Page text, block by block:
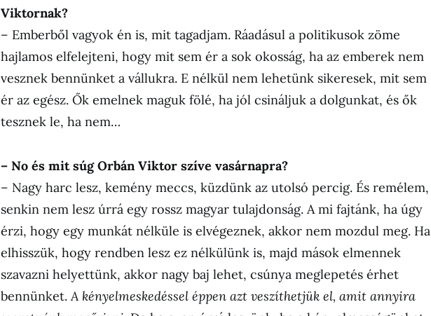
Viktornak?
– Emberből vagyok én is, mit tagadjam. Ráadásul a politikusok zöme
hajlamos elfelejteni, hogy mit sem ér a sok okosság, ha az emberek nem
vesznek bennünket a vállukra. E nélkül nem lehetünk sikeresek, mit sem
ér az egész. Ők emelnek maguk fölé, ha jól csináljuk a dolgunkat, és ők
tesznek le, ha nem…
– No és mit súg Orbán Viktor szíve vasárnapra?
– Nagy harc lesz, kemény meccs, küzdünk az utolsó percig. És remélem,
senkin nem lesz úrrá egy rossz magyar tulajdonság. A mi fajtánk, ha úgy
érzi, hogy egy munkát nélküle is elvégeznek, akkor nem mozdul meg. Ha
elhisszük, hogy rendben lesz ez nélkülünk is, majd mások elmennek
szavazni helyettünk, akkor nagy baj lehet, csúnya meglepetés érhet
bennünket.A kényelmeskedéssel éppen azt veszíthetjük el, amit annyira